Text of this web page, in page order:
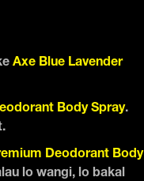
Axe Blue Lavender
Body Spray.
Deodorant Body
lo wangi, lo bakal